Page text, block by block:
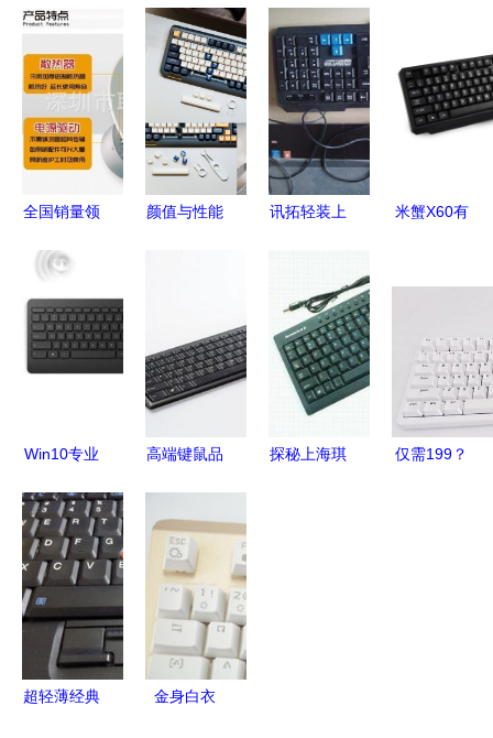
全国销量领
LED工矿灯
是如何改变
工厂照明
的？
颜值与性能
深度评析
讯拓轻装上
案的深度解
析
米蟹X60有
游戏两相宜
Win10专业
标价格曝
光，预计10
月上市
高端键鼠品
道 深圳网
帝如何成为
行业标杆
探秘上海琪
仅需199？
超轻薄经典
金身白衣